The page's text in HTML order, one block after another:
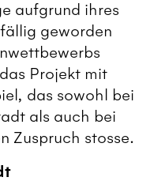
aufgrund ihres
geworden
Projekt mit
das sowohl bei
als auch bei
Zuspruch stosse.